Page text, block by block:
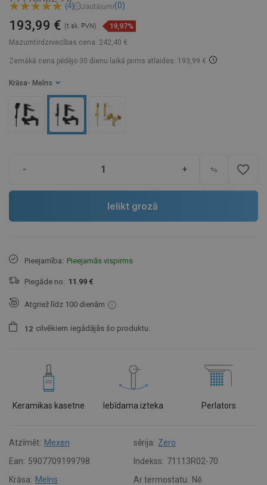
(4) Jautājumi(0)
Mazumtirdzniecības cena: 242,40 €
193,99 € (t.sk. PVN) 19,97%
Zemākā cena pēdējo 30 dienu laikā pirms atlaides: 193,99 €
Krāsa - Melns
- + favorite_border
Ielikt grozā
Pieejamība: Pieejamās vispirms
Piegāde no: 11.99 €
Atgriež līdz 100 dienām
1 2 cilvēkiem iegādājās šo produktu.
Keramikas kasetne Iebīdama izteka Perlators
Atzīmēt: Mexen sērija: Zero
Ean: 5907709199798 Indekss: 71113R02-70
Krāsa: Melns Ar termostatu: Nē